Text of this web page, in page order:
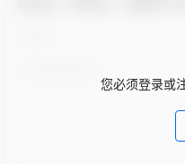
您必须登录或